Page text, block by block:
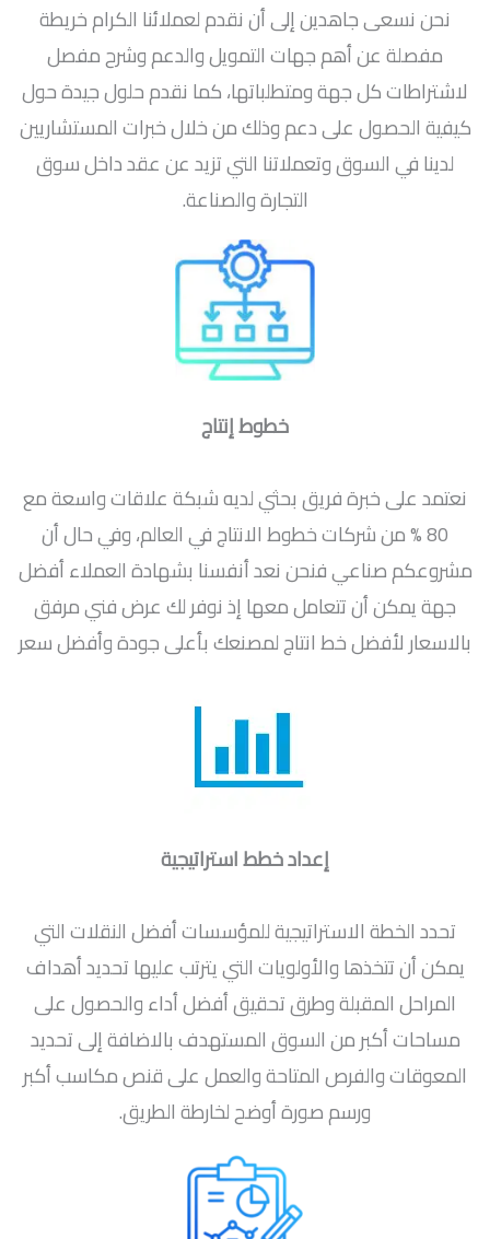
نحن نسعى جاهدين إلى أن نقدم لعملائنا الكرام خريطة
مفصلة عن أهم جهات التمويل والدعم وشرح مفصل
لاشتراطات كل جهة ومتطلباتها، كما نقدم حلول جيدة حول
كيفية الحصول على دعم وذلك من خلال خبرات المستشاريين
لدينا في السوق وتعملاتنا التي تزيد عن عقد داخل سوق
التجارة والصناعة.
خطوط إنتاج
نعتمد على خبرة فريق بحثي لديه شبكة علاقات واسعة مع
80 % من شركات خطوط الانتاج في العالم، وفي حال أن
مشروعكم صناعي فنحن نعد أنفسنا بشهادة العملاء أفضل
جهة يمكن أن تتعامل معها إذ نوفر لك عرض فني مرفق
بالاسعار لأفضل خط انتاج لمصنعك بأعلى جودة وأفضل سعر
إعداد خطط استراتيجية
تحدد الخطة الاستراتيجية للمؤسسات أفضل النقلات التي
يمكن أن تتخذها والأولويات التي يترتب عليها تحديد أهداف
المراحل المقبلة وطرق تحقيق أفضل أداء والحصول على
مساحات أكبر من السوق المستهدف بالاضافة إلى تحديد
المعوقات والفرص المتاحة والعمل على قنص مكاسب أكبر
ورسم صورة أوضح لخارطة الطريق.